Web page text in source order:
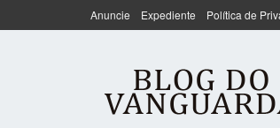
Anuncie Expediente Política de